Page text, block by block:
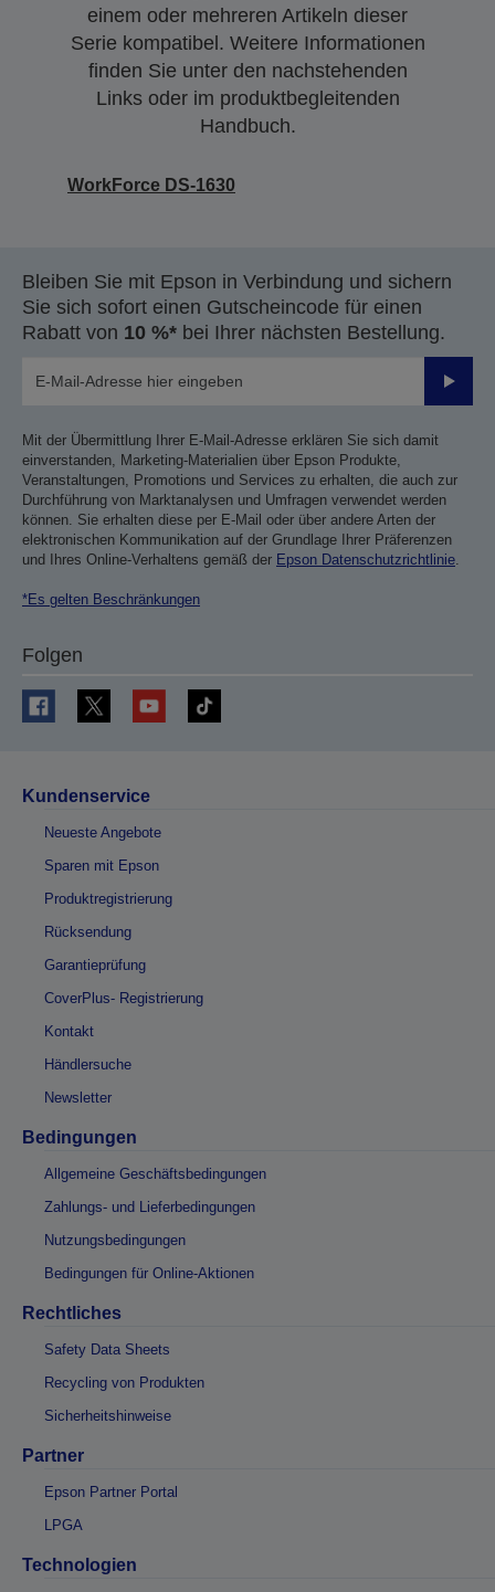
einem oder mehreren Artikeln dieser
Serie kompatibel. Weitere Informationen
finden Sie unter den nachstehenden
Links oder im produktbegleitenden
Handbuch.
WorkForce DS-1630
Bleiben Sie mit Epson in Verbindung und sichern
Sie sich sofort einen Gutscheincode für einen
Rabatt von 10 %* bei Ihrer nächsten Bestellung.
Mit der Übermittlung Ihrer E-Mail-Adresse erklären Sie sich damit
einverstanden, Marketing-Materialien über Epson Produkte,
Veranstaltungen, Promotions und Services zu erhalten, die auch zur
Durchführung von Marktanalysen und Umfragen verwendet werden
können. Sie erhalten diese per E-Mail oder über andere Arten der
elektronischen Kommunikation auf der Grundlage Ihrer Präferenzen
und Ihres Online-Verhaltens gemäß der Epson Datenschutzrichtlinie.
*Es gelten Beschränkungen
Folgen
Kundenservice
Neueste Angebote
Sparen mit Epson
Produktregistrierung
Rücksendung
Garantieprüfung
CoverPlus- Registrierung
Kontakt
Händlersuche
Newsletter
Bedingungen
Allgemeine Geschäftsbedingungen
Zahlungs- und Lieferbedingungen
Nutzungsbedingungen
Bedingungen für Online-Aktionen
Rechtliches
Safety Data Sheets
Recycling von Produkten
Sicherheitshinweise
Partner
Epson Partner Portal
LPGA
Technologien